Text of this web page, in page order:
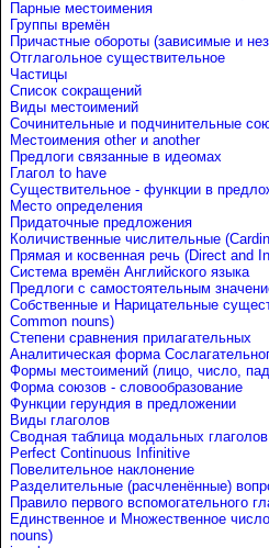
Парные местоимения
Группы времён
Причастные обороты (зависимые и
Отглагольное существительное
Частицы
Список сокращений
Виды местоимений
Сочинительные и подчинительные
Местоимения other и another
Предлоги связанные в идеомах
Глагол to have
Существительное - функции в
Место определения
Придаточные предложения
Количиственные числительные
Прямая и косвенная речь (Direct and
Система времён Английского языка
Предлоги с самостоятельным
Собственные и Нарицательные
Common nouns)
Степени сравнения прилагательных
Аналитическая форма
Формы местоимений (лицо, число,
Форма союзов - словообразование
Функции герундия в предложении
Виды глаголов
Сводная таблица модальных глаголов
Perfect Continuous Infinitive
Повелительное наклонение
Разделительные (расчленённые)
Правило первого вспомогательного
Единственное и Множественное
nouns)